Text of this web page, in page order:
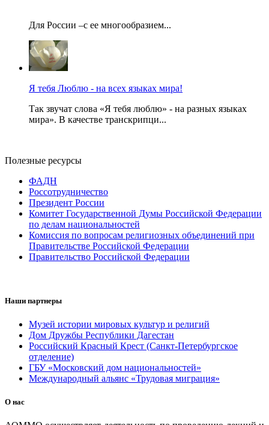
Для России –с ее многообразием...
Я тебя Люблю - на всех языках мира!
Так звучат слова «Я тебя люблю» - на разных языках
мира». В качестве транскрипци...
Полезные ресурсы
ФАДН
Россотрудничество
Президент России
Комитет Государственной Думы Российской Федерации
по делам национальностей
Комиссия по вопросам религиозных объединений при
Правительстве Российской Федерации
Правительство Российской Федерации
Наши партнеры
Музей истории мировых культур и религий
Дом Дружбы Республики Дагестан
Российский Красный Крест (Санкт-Петербургское
отделение)
ГБУ «Московский дом национальностей»
Международный альянс «Трудовая миграция»
О нас